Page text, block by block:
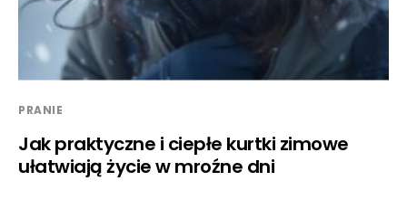
PRANIE
Jak praktyczne i ciepłe kurtki zimowe
ułatwiają życie w mroźne dni